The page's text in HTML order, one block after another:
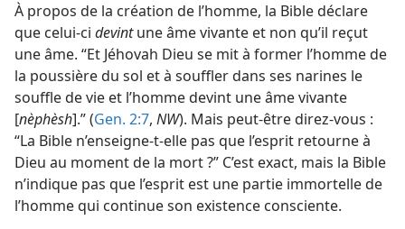
À propos de la création de l’homme, la Bible déclare
que celui-ci devintune âme vivante et non qu’il reçut
une âme. “Et Jéhovah Dieu se mit à former l’homme de
la poussière du sol et à souffler dans ses narines le
souffle de vie et l’homme devint une âme vivante
[nèphèsh].” (Gen. 2:7, NW). Mais peut-être direz-​vous :
“La Bible n’enseigne-​t-​elle pas que l’esprit retourne à
Dieu au moment de la mort ?” C’est exact, mais la Bible
n’indique pas que l’esprit est une partie immortelle de
l’homme qui continue son existence consciente.